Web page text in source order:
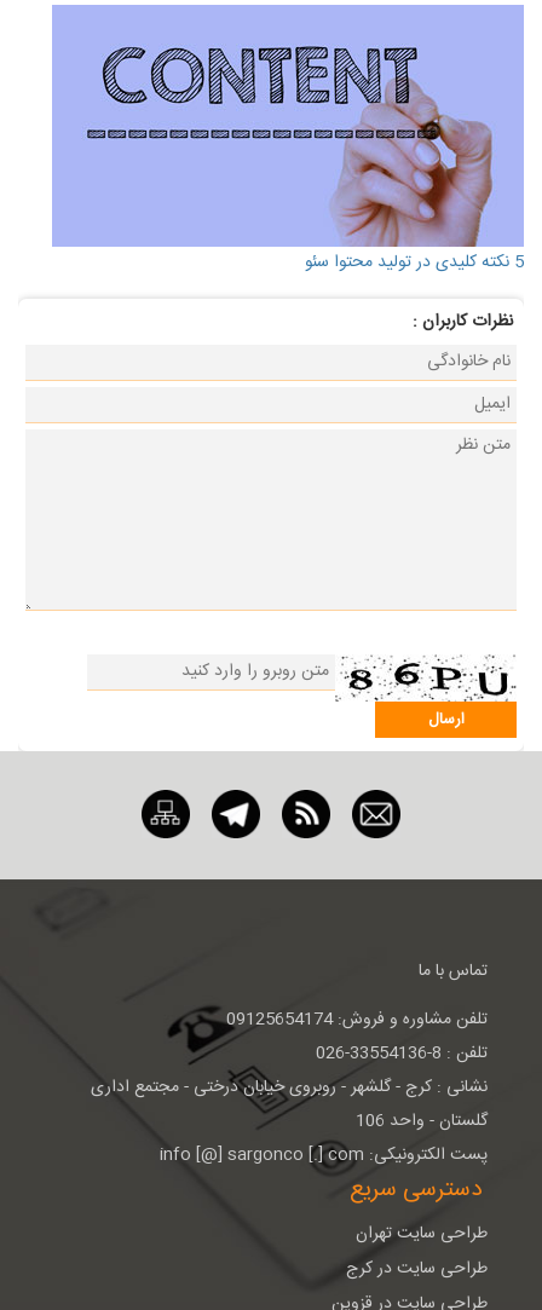
5 نکته کلیدی در تولید محتوا سئو
نظرات كاربران :
تماس با ما
تلفن مشاوره و فروش: 09125654174
تلفن : 8-33554136-026
نشانی : كرج - گلشهر - روبروی خيابان درختی - مجتمع اداری
گلستان - واحد 106
پست الکترونیکی: info [@] sargonco [.] com
دسترسی سریع
طراحی سایت تهران
طراحی سایت در کرج
طراحی سایت در قزوین